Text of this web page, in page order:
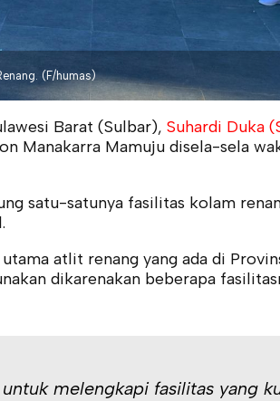
(F/humas)
Barat (Sulbar), Suhardi Duka
Manakarra Mamuju disela-sela
satu-satunya fasilitas kolam
atlit renang yang ada di
dikarenakan beberapa
melengkapi fasilitas yang